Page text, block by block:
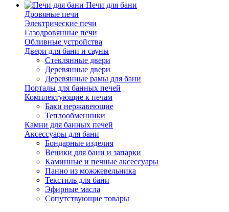
Печи для бани
Дровяные печи
Электрические печи
Газодровянные печи
Обливные устройства
Двери для бани и сауны
Стеклянные двери
Деревянные двери
Деревянные рамы для бани
Порталы для банных печей
Комплектующие к печам
Баки нержавеющие
Теплообменники
Камни для банных печей
Аксессуары для бани
Бондарные изделия
Веники для бани и запарки
Каминные и печные аксессуары
Панно из можжевельника
Текстиль для бани
Эфирные масла
Сопутствующие товары